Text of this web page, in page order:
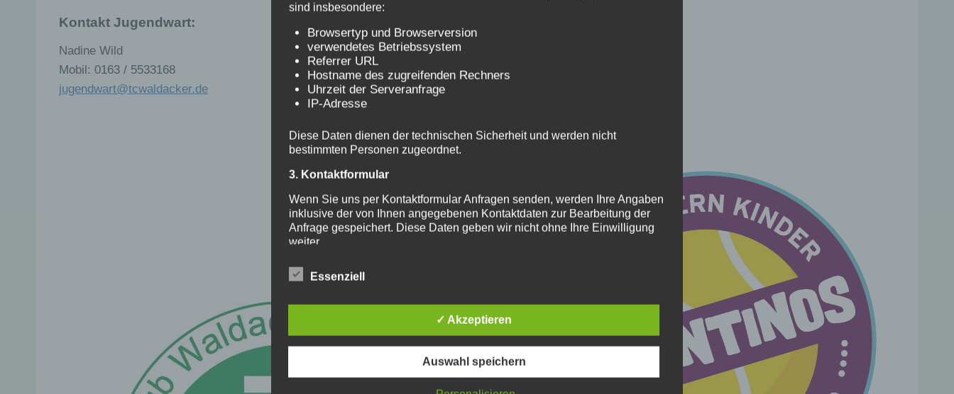
Kontakt Jugendwart:
Nadine Wild
Mobil: 0163 / 5533168
jugendwart@tcwaldacker.de
sind insbesondere:
Browsertyp und Browserversion
verwendetes Betriebssystem
Referrer URL
Hostname des zugreifenden Rechners
Uhrzeit der Serveranfrage
IP-Adresse
Diese Daten dienen der technischen Sicherheit und werden nicht
bestimmten Personen zugeordnet.
3. Kontaktformular
Wenn Sie uns per Kontaktformular Anfragen senden, werden Ihre Angaben
inklusive der von Ihnen angegebenen Kontaktdaten zur Bearbeitung der
Anfrage gespeichert. Diese Daten geben wir nicht ohne Ihre Einwilligung
weiter.
4. Kommentare
Ihrem Kommentar auch Angaben zum Zeitpunkt der Erstellung sowie der
von Ihnen gewählte Name gespeichert. Zusätzlich wird Ihre IP-Adresse
gespeichert, um Missbrauch zu verhindern.
Essenziell
✓ Akzeptieren
Auswahl speichern